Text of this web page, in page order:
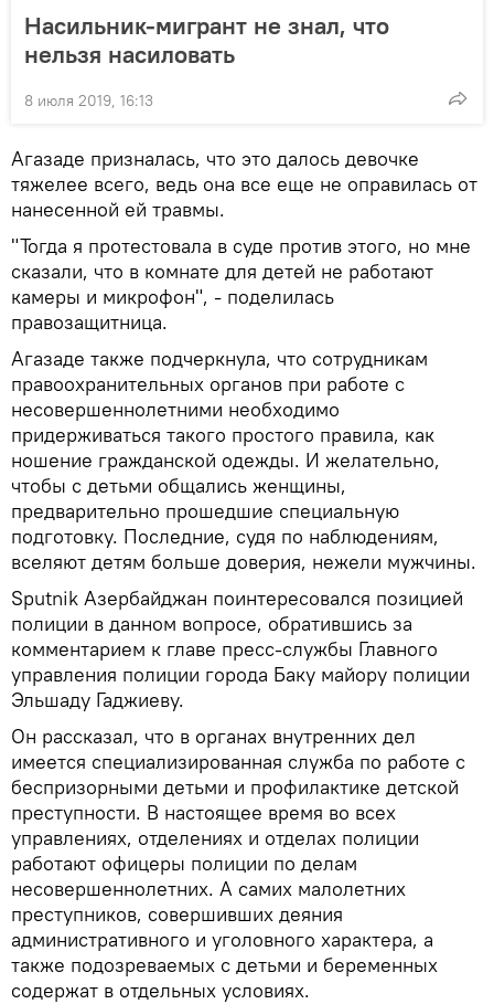
Насильник-мигрант не знал, что
нельзя насиловать
8 июля 2019, 16:13
Агазаде призналась, что это далось девочке
тяжелее всего, ведь она все еще не оправилась от
нанесенной ей травмы.
"Тогда я протестовала в суде против этого, но мне
сказали, что в комнате для детей не работают
камеры и микрофон", - поделилась
правозащитница.
Агазаде также подчеркнула, что сотрудникам
правоохранительных органов при работе с
несовершеннолетними необходимо
придерживаться такого простого правила, как
ношение гражданской одежды. И желательно,
чтобы с детьми общались женщины,
предварительно прошедшие специальную
подготовку. Последние, судя по наблюдениям,
вселяют детям больше доверия, нежели мужчины.
Sputnik Азербайджан поинтересовался позицией
полиции в данном вопросе, обратившись за
комментарием к главе пресс-службы Главного
управления полиции города Баку майору полиции
Эльшаду Гаджиеву.
Он рассказал, что в органах внутренних дел
имеется специализированная служба по работе с
беспризорными детьми и профилактике детской
преступности. В настоящее время во всех
управлениях, отделениях и отделах полиции
работают офицеры полиции по делам
несовершеннолетних. А самих малолетних
преступников, совершивших деяния
административного и уголовного характера, а
также подозреваемых с детьми и беременных
содержат в отдельных условиях.